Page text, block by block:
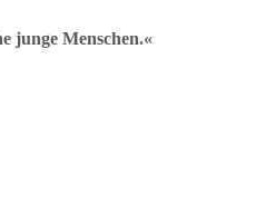
junge Menschen.«